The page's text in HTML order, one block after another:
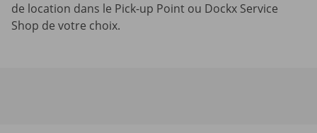
de location dans le Pick-up Point ou Dockx Service
Shop de votre choix.